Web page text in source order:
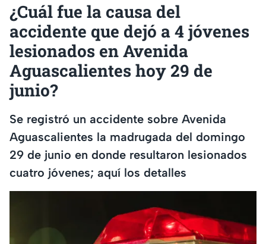
¿Cuál fue la causa del
accidente que dejó a 4 jóvenes
lesionados en Avenida
Aguascalientes hoy 29 de
junio?
Se registró un accidente sobre Avenida
Aguascalientes la madrugada del domingo
29 de junio en donde resultaron lesionados
cuatro jóvenes; aquí los detalles